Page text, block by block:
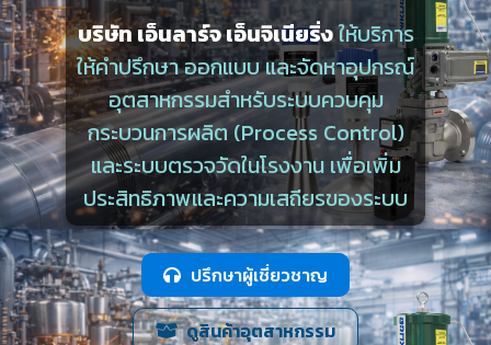
บริษัท เอ็นลาร์จ เอ็นจิเนียริ่งให้บริการ
ให้คำปรึกษา ออกแบบ และจัดหาอุปกรณ์
อุตสาหกรรมสำหรับระบบควบคุม
กระบวนการผลิต (Process Control)
และระบบตรวจวัดในโรงงาน เพื่อเพิ่ม
ประสิทธิภาพและความเสถียรของระบบ
ปรึกษาผู้เชี่ยวชาญ
ดูสินค้าอุตสาหกรรม